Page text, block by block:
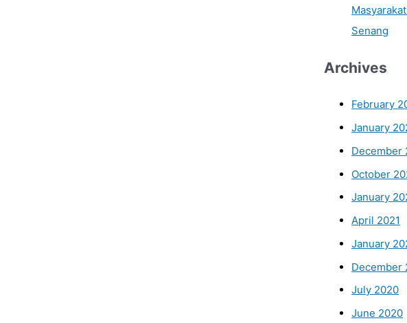
Senang
Archives
February
January
December
October
January
April 2021
January
December
July 2020
June 2020